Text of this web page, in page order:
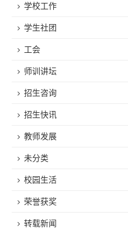
学校工作
学生社团
工会
师训讲坛
招生咨询
招生快讯
教师发展
未分类
校园生活
荣誉获奖
转载新闻